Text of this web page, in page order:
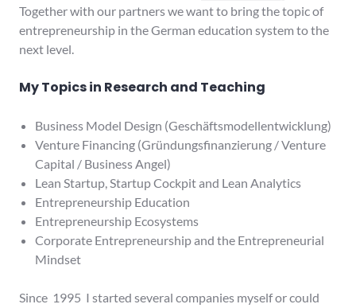
Together with our partners we want to bring the topic of
entrepreneurship in the German education system to the
next level.
My Topics in Research and Teaching
Business Model Design (Geschäftsmodellentwicklung)
Venture Financing (Gründungsfinanzierung / Venture
Capital / Business Angel)
Lean Startup, Startup Cockpit and Lean Analytics
Entrepreneurship Education
Entrepreneurship Ecosystems
Corporate Entrepreneurship and the Entrepreneurial
Mindset
Since 1995 I started several companies myself or could